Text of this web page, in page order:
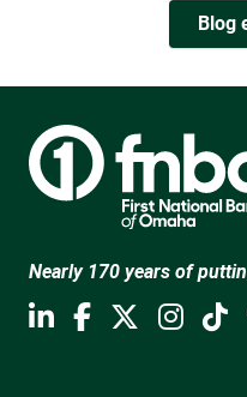
Blog
Nearly 170 years of